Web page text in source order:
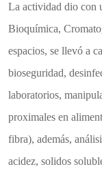
La actividad dio con
Bioquímica,
espacios, se llevó a
bioseguridad,
laboratorios,
proximales en
fibra), además,
acidez, solidos